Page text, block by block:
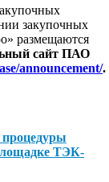
закупочных
размещаются
сайт ПАО
announcement/.
ТЭК-